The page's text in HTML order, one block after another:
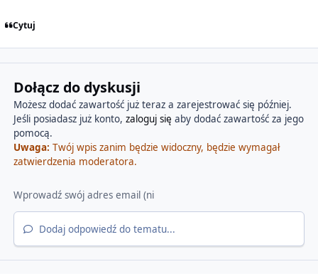
Cytuj
Dołącz do dyskusji
Możesz dodać zawartość już teraz a zarejestrować się później.
Jeśli posiadasz już konto, zaloguj się aby dodać zawartość za jego
pomocą.
Uwaga: Twój wpis zanim będzie widoczny, będzie wymagał
zatwierdzenia moderatora.
Dodaj odpowiedź do tematu...